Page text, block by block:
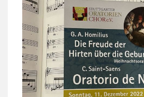
stuttgarter_oratorienchor
Nov. 29